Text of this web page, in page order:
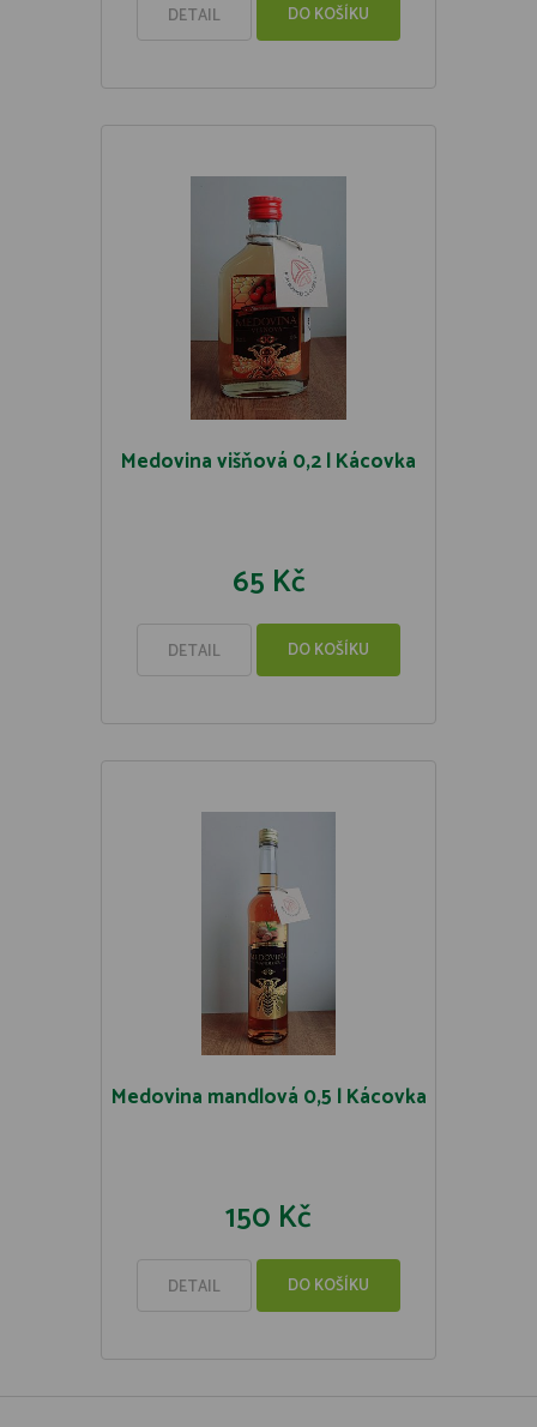
DETAIL DO KOŠÍKU
Medovina višňová 0,2 l Kácovka
65 Kč
DETAIL DO KOŠÍKU
Medovina mandlová 0,5 l Kácovka
150 Kč
DETAIL DO KOŠÍKU